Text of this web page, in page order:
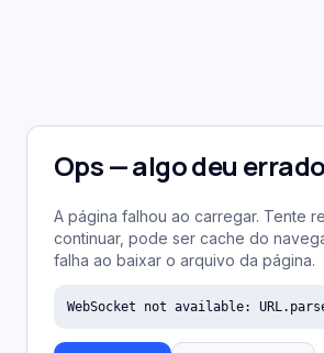
Ops — algo deu errado
A página falhou ao carregar. Tente
continuar, pode ser cache do
falha ao baixar o arquivo da página.
WebSocket not available: